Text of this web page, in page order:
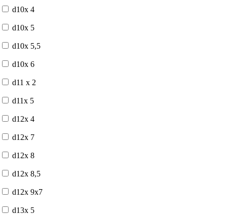
d10x 4
d10x 5
d10x 5,5
d10x 6
d11 x 2
d11x 5
d12x 4
d12x 7
d12x 8
d12x 8,5
d12x 9x7
d13x 5